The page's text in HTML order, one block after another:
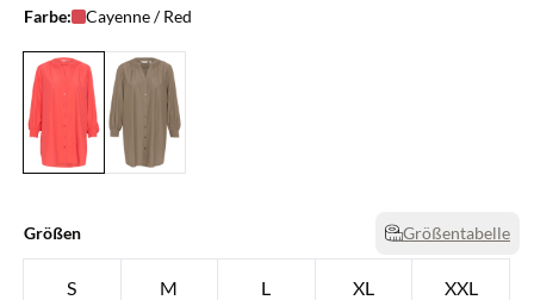
Farbe: Cayenne / Red
Größen Größentabelle
S M L XL XXL